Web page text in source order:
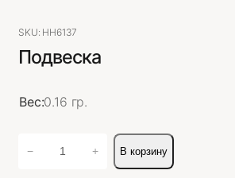
SKU: НН6137
Подвеска
Вес:0.16 гр.
товара
− + В корзину